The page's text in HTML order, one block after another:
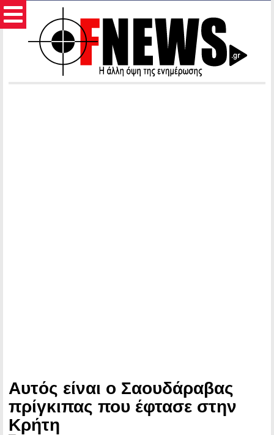
Αυτός είναι ο Σαουδάραβας
πρίγκιπας που έφτασε στην
Κρήτη